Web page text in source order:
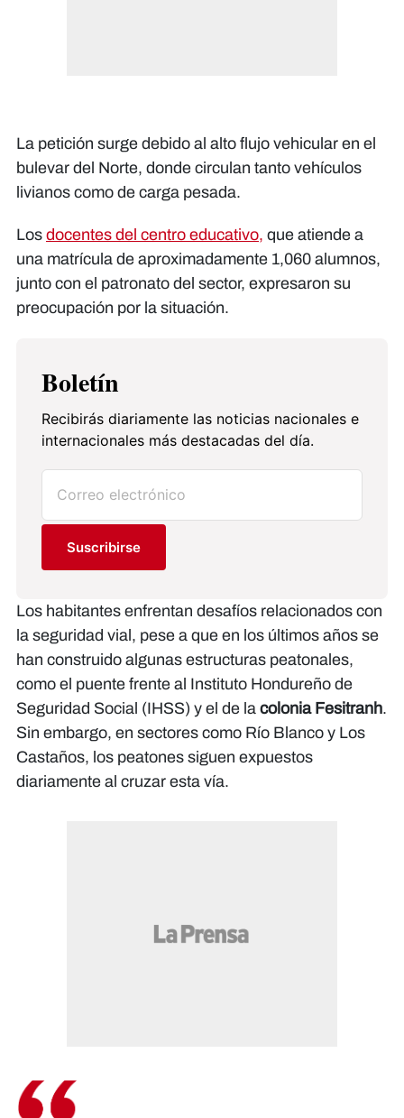
La petición surge debido al alto flujo vehicular en el
bulevar del Norte, donde circulan tanto vehículos
livianos como de carga pesada.
Los docentes del centro educativo, que atiende a
una matrícula de aproximadamente 1,060 alumnos,
junto con el patronato del sector, expresaron su
preocupación por la situación.
Boletín
Recibirás diariamente las noticias nacionales e
internacionales más destacadas del día.
Suscribirse
Los habitantes enfrentan desafíos relacionados con
la seguridad vial, pese a que en los últimos años se
han construido algunas estructuras peatonales,
como el puente frente al Instituto Hondureño de
Seguridad Social (IHSS) y el de la colonia Fesitranh.
Sin embargo, en sectores como Río Blanco y Los
Castaños, los peatones siguen expuestos
diariamente al cruzar esta vía.